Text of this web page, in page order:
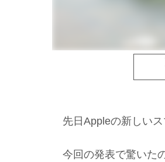
先日Appleの新しい
今回の発表で驚いた